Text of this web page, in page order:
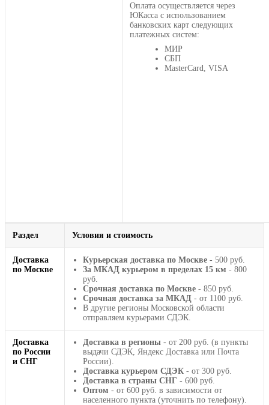
Оплата осуществляется через
ЮКасса с использованием
банковских карт следующих
платежных систем:
МИР
СБП
MasterCard, VISA
Раздел Условия и стоимость
Доставка
по Москве
Курьерская доставка по Москве - 500 руб.
За МКАД курьером в пределах 15 км - 800
руб.
Срочная доставка по Москве - 850 руб.
Срочная доставка за МКАД - от 1100 руб.
В другие регионы Московской области
отправляем курьерами СДЭК.
Доставка
по России
и СНГ
Доставка в регионы - от 200 руб. (в пункты
выдачи СДЭК, Яндекс Доставка или Почта
России).
Доставка курьером СДЭК - от 300 руб.
Доставка в страны СНГ - 600 руб.
Оптом - от 600 руб. в зависимости от
населенного пункта (уточнить по телефону).